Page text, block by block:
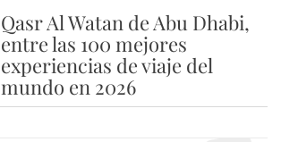
Qasr Al Watan de Abu Dhabi,
entre las 100 mejores
experiencias de viaje del
mundo en 2026